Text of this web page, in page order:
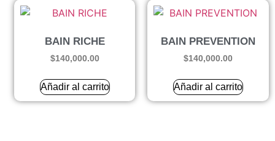
BAIN RICHE
$140,000.00
Añadir al carrito
BAIN PREVENTION
$140,000.00
Añadir al carrito